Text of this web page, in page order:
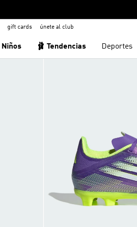
gift cards únete al club
Niños 🩰 Tendencias Deportes